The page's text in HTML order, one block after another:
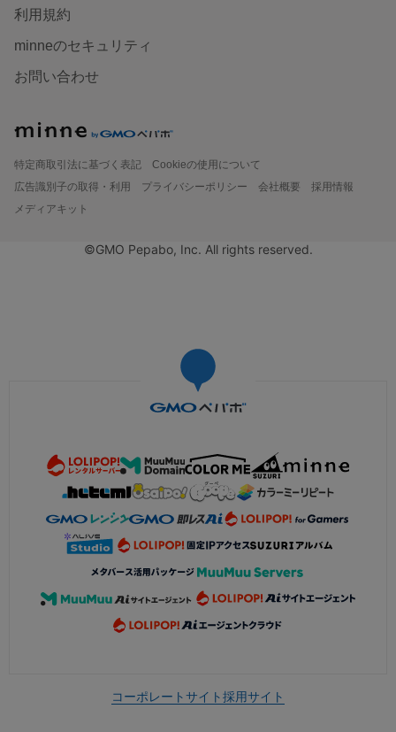
利用規約
minneのセキュリティ
お問い合わせ
特定商取引法に基づく表記
Cookieの使用について
広告識別子の取得・利用
プライバシーポリシー 会社概要
採用情報
メディアキット
©GMO Pepabo, Inc. All rights reserved.
コーポレートサイト採用サイト